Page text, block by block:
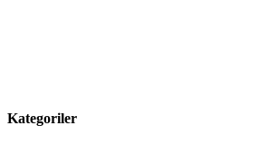
Kategoriler